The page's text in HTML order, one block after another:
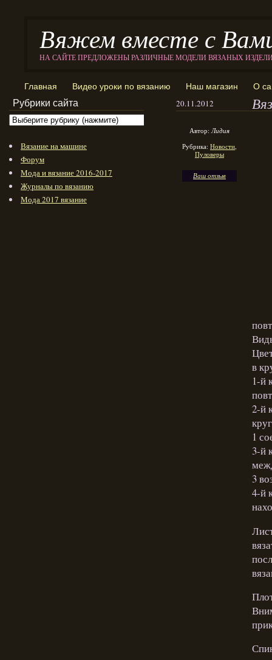
Вяжем вместе с
НА САЙТЕ ПРЕДЛОЖЕНЫ РАЗЛИЧНЫЕ МОДЕЛИ ВЯЗАНЫХ
Главная Видео уроки по вязанию Наш магазин О
20.11.2012
Автор:Лидия
Рубрика: Новости,
Пуловеры
Ваш отзыв
в
1-й
2-й
1
3-й
3
4-й
Рубрики сайта
Вязание на машине
Форум
Мода и вязание 2016-2017
Журналы по вязанию
Мода 2017 вязание